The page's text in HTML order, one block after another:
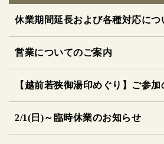
休業期間延長および各種対応につ
営業についてのご案内
【越前若狭御湯印めぐり】ご参
2/1(日)～臨時休業のお知らせ